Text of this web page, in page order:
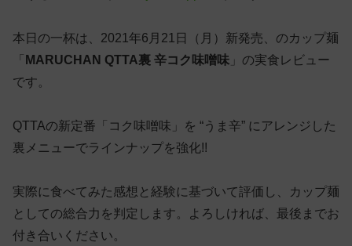
本日の一杯は、2021年6月21日（月）新発売、のカップ麺
「 MARUCHAN QTTA裏 辛コク味噌味 」の実食レビュー
です。
QTTAの新定番「コク味噌味」を “うま辛” にアレンジした
裏メニューでラインナップを強化!!
実際に食べてみた感想と経験に基づいて評価し、カップ麺
としての総合力を判定します。よろしければ、最後までお
付き合いください。